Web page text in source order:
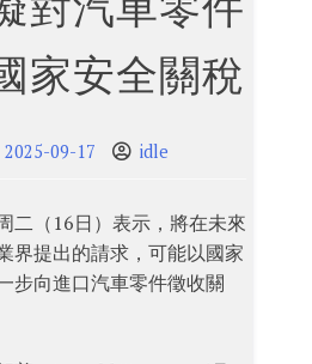
家安全關稅
2025-09-17 idle
二（16日）表示，將在未來
界提出的請求，可能以國家
步向進口汽車零件徵收關